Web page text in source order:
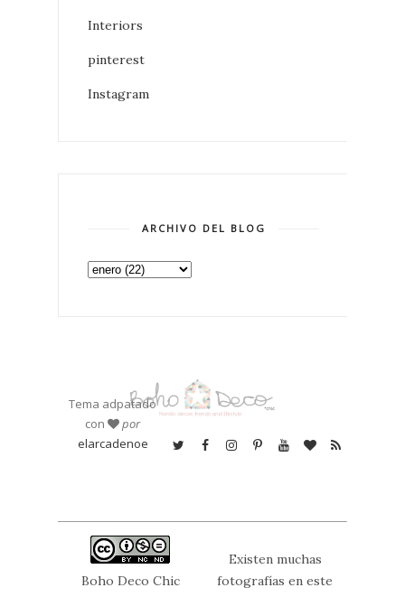
Interiors
pinterest
Instagram
ARCHIVO DEL BLOG
Tema adpatado
con
por
elarcadenoe
Boho Deco Chic
Existen muchas
fotografías en este